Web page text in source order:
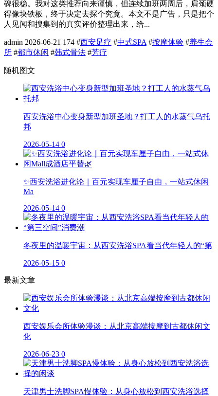
碑很稳。我对这类推荐向来谨慎，但连续加班两周后，肩颈硬
得像块铁板，终于决定去探个究竟。本文不是广告，只是把个
人见闻和搜集到的真实评价整理出来，给...
admin 2026-06-21 174 #西安足疗 #中式SPA #按摩体验 #养生会
所 #都市休闲 #韩式骨法 #芳疗
随机图文
西安洗浴中心变身新型加班圣地？打工人的水蒸气乌托
邦
2026-05-14 0
✨西安洗浴进化论｜百元实现车厘子自由，一站式休闲
Ma
2026-05-14 0
冬夜里的温暖宇宙：从西安洗浴SPA看当代年轻人的“第
2026-05-15 0
最新文章
西安娱乐会所体验漫谈：从北京高端按摩到古都休闲文
化
2026-06-23 0
天津男士洗脚SPA慢体验：从身心放松到西安洗浴选择